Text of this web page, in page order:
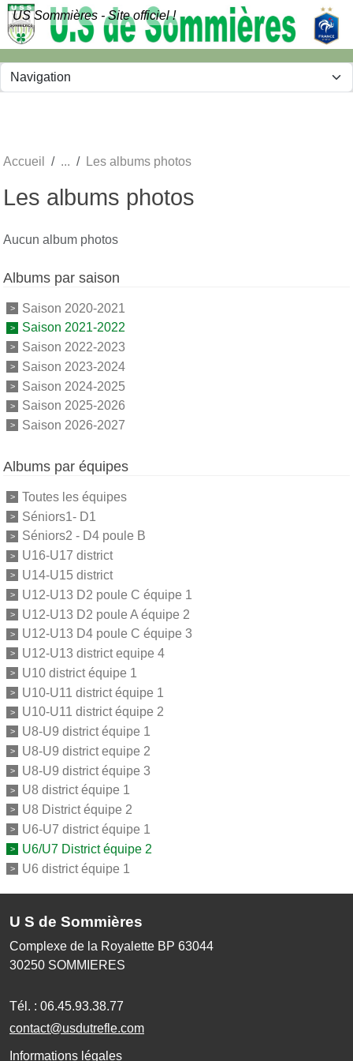
US Sommières - Site officiel !
Accueil Les albums photos
Les albums photos
Aucun album photos
Albums par saison
Saison 2020-2021
Saison 2021-2022
Saison 2022-2023
Saison 2023-2024
Saison 2024-2025
Saison 2025-2026
Saison 2026-2027
Albums par équipes
Toutes les équipes
Séniors1- D1
Séniors2 - D4 poule B
U16-U17 district
U14-U15 district
U12-U13 D2 poule C équipe 1
U12-U13 D2 poule A équipe 2
U12-U13 D4 poule C équipe 3
U12-U13 district equipe 4
U10 district équipe 1
U10-U11 district équipe 1
U10-U11 district équipe 2
U8-U9 district équipe 1
U8-U9 district equipe 2
U8-U9 district équipe 3
U8 district équipe 1
U8 District équipe 2
U6-U7 district équipe 1
U6/U7 District équipe 2
U6 district équipe 1
U S de Sommières
Complexe de la Royalette BP 63044
30250 SOMMIERES
Tél. : 06.45.93.38.77
contact@usdutrefle.com
Informations légales
Panneau de gestion des cookies